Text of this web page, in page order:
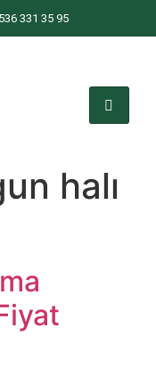
331 35 95
halı